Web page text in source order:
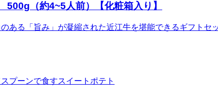
（約4~5人前）【化粧箱入り】
ある「旨み」が凝縮された近江牛を堪能できるギフト
プーンで食すスイートポテト